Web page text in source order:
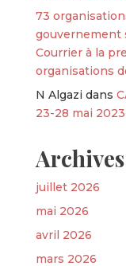
73
gouvernement
Courrier à la
organisations
N Algazi dans
23-28 mai 2023
Archives
juillet 2026
mai 2026
avril 2026
mars 2026